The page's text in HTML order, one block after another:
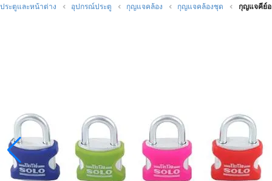
ประตูและหน้าต่าง อุปกรณ์ประตู กุญแจคล้อง กุญแจคล้องชุด กุญแจคีย์อ